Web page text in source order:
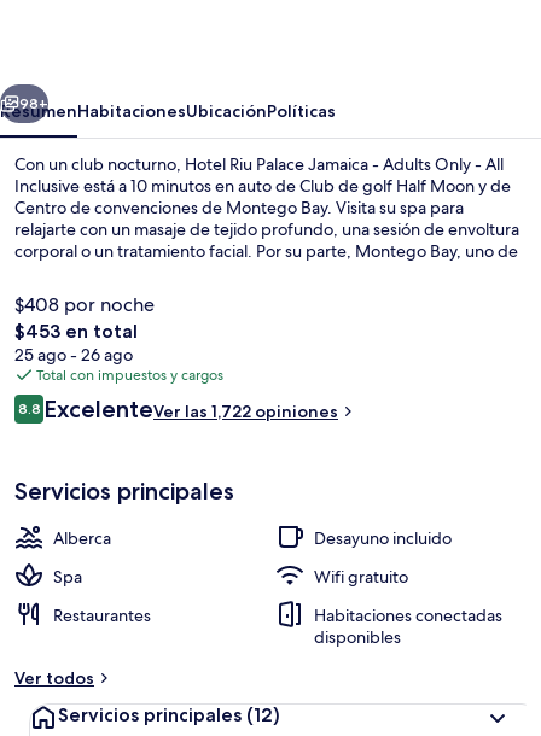
-
Adults
Only
All
Siguiente
98+
ResumenHabitacionesUbicaciónPolíticas
Con un club nocturno, Hotel Riu Palace Jamaica - Adults Only - All
Inclusive está a 10 minutos en auto de Club de golf Half Moon y de
Centro de convenciones de Montego Bay. Visita su spa para
relajarte con un masaje de tejido profundo, una sesión de envoltura
corporal o un tratamiento facial. Por su parte, Montego Bay, uno de
Otros servicios y amenidades a destacar de esta propiedad de lujo
son sus 3 albercas al aire libre, su bar junto a la alberca y su gimnasio.
A otros visitantes les encantan las amenidades y características como
la alberca y el personal amable.
$408 por noche
El
precio
total
es
de
$453 en total
25 ago - 26 ago
Total con impuestos y cargos
Opiniones
8.88.8 de 10,
ExcelenteVer las 1,722 opiniones
Servicios principales
Alberca
Desayuno incluido
Spa
Wifi gratuito
Restaurantes
Habitaciones conectadas
disponibles
Ver todos
Servicios principales (12)